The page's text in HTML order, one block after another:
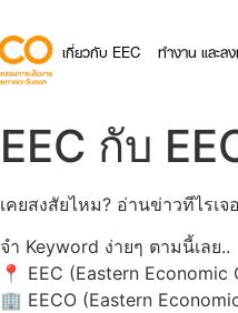
เกี่ยวกับ EEC ทำงาน และล
EEC กับ
เคยสงสัยไหม? อ่านข่าวทีไรเ
จำ Keyword ง่ายๆ ตามนี้เลย..
📍 EEC (Eastern
🏢 EECO (Eastern